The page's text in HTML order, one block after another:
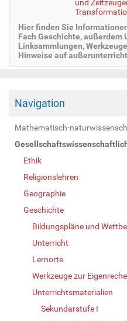
und
Hier finden Sie
Fach Geschichte,
Linksammlungen,
Hinweise auf
Navigation
Mathematisch-
Ethik
Religionslehren
Geographie
Geschichte
Bildungspläne und
Unterricht
Lernorte
Werkzeuge zur
Unterrichtsmaterialien
Sekundarstufe I